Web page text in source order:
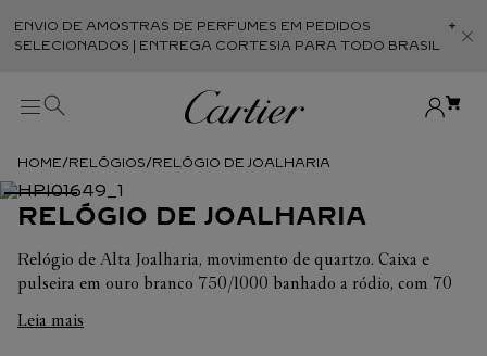
ENVIO DE AMOSTRAS DE PERFUMES EM PEDIDOS
SELECIONADOS | ENTREGA CORTESIA PARA TODO BRASIL
RELÓGIOS RELÓGIO DE JOALHARIA
RELÓGIO DE JOALHARIA
Relógio de Alta Joalharia, movimento de quartzo. Caixa e
pulseira em ouro branco 750/1000 banhado a ródio, com 70
0,28 quilate e ônix. Mostrador com efeito guilloché
Leia mais